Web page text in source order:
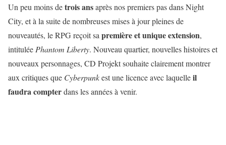
Un peu moins detrois ansaprès nos premiers pas dans Night
City, et à la suite de nombreuses mises à jour pleines de
nouveautés, le RPG reçoit sa première et unique extension,
intitulée Phantom Liberty. Nouveau quartier, nouvelles histoires et
nouveaux personnages, CD Projekt souhaite clairement montrer
aux critiques que Cyberpunkest une licence avec laquelleil
faudra compterdans les années à venir.